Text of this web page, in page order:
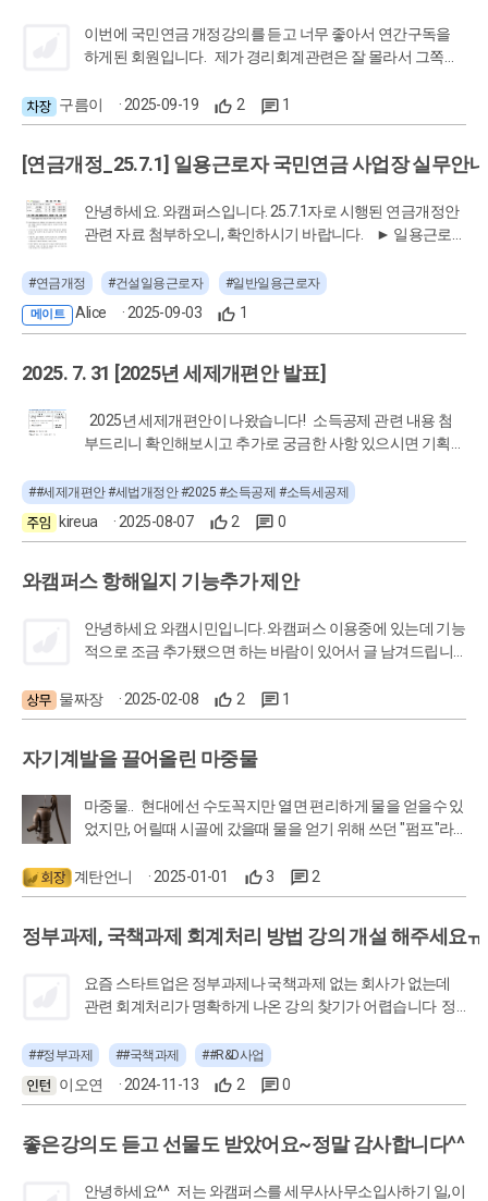
나만이 표현할 수 있는, 나만이 할 수 있는 능력이 필요합니다.
저는 그것을 무형역량이라고 정의하겠습니다. 무형역량은
보다 더 많은 시간과 노력, 지식과 생각이 담겨 있습니다. 그
사람의 경험, 노하우, 안목, 아이디어, 감각, 에너지, 협업력, 공
용해 본 사람들은 느낄 수 있을겁니다. 나보다 잘찾고, 정리도
게 한다면, 나의 유형역량은 자꾸 쇠퇴하고 기계나 사람으로
대체가 가능하게 되고, 무형역량을 키울 시간마져 지나치게
성한 사람이 판단해야하며, 이 판단력은 개인이 가진 무형역
량에서 비롯됩니다. 무형역량은 눈에 보이지 않고, 측정이 어
분은 오늘 나에게 주어진 하루의 시간. 무엇을 배우셨나요?!
스스로 헷갈리는 부분에 대해 와패스 강의를 들으며 유형역
량을 채웠습니다. 각자의 삶에 늘 배움이 있길... 그 누구도 대
응원하겠습니다.
이번에 국민연금 개정강의를 듣고 너무 좋아서 연간구독을
하게된 회원입니다. 제가 경리회계관련은 잘 몰라서 그쪽으
만... 다만 좀 아쉬운점이 강의를 듣다보면 이건뭐지? 할때가
있는데 업로드 날짜를 보면 좀 오래된 강의더라구요~ (그럴
좀 보완해줬으면 고맙겠습니다. 감사합니다.
구름이 · 2025-09-19 2 1
[연금개정_25.7.1] 일용근로자 국민연금 사업장 실무안
안녕하세요. 와캠퍼스입니다. 25.7.1자로 시행된 연금개정안
관련 자료 첨부하오니, 확인하시기 바랍니다. ► 일용근로
메이트 Alice · 2025-09-03 1
#연금개정 #건설일용근로자 #일반일용근로자
2025. 7. 31 [2025년 세제개편안 발표]
부드리니 확인해보시고 추가로 궁금한 사항 있으시면 기획재
발전심의위원회를 개최하여 ｢2025년 세제개편안｣을 확정･
발표하였습니다. ㅇ 자세한 내용은 아래의 보도·참고자료
를 확인하여 주시기 바랍니다. 출처 - 2025년 세제개편안 발
kireua · 2025-08-07 2 0
##세제개편안 #세법개정안 #2025 #소득공제 #소득세공제
와캠퍼스 항해일지 기능추가 제안
안녕하세요 와캠시민입니다. 와캠퍼스 이용중에 있는데 기능
적으로 조금 추가됐으면 하는 바람이 있어서 글 남겨드립니
일에 계획해 둔 강의를 못듣고 넘긴경우 못들은 강의만 다시
볼 수 있게하는 알림이나? (못들은 강의만 모아서 보여주는
아서 들어가서 보면 되긴 하지만 이런 기능이 있다면 주말에
드립니다.
물짜장 · 2025-02-08 2 1
자기계발을 끌어올린 마중물
마중물.. 현대에선 수도꼭지만 열면 편리하게 물을 얻을수 있
었지만, 어릴때 시골에 갔을때 물을 얻기 위해 쓰던 "펌프"라
그 압력으로 지하수가 올라와서 물을 얻는 도구죠. 이 펌프
는 아예 바싹 마른 상태에서는 압력이 주어지질 않아서, 물을
다. 그 물을 바로 "마중물"이라고 합니다. 지하에 흐르는 지하
항해일지는 저에게 자기계발 습관을 제대로 키워준 "마중
물"의 역할을 톡톡히 해주었습니다. 그 마중물에 힘입어 좀 어
었네요. 다소 어려운 자격증이지만 실패한다해도 도전했다는
데에 의의를 두고 가열차게 달리는 중입니다. 이제, 여러분
은 항해일지라는 마중물로 자신의 무엇을 끌어올려 도전하실
어갔으리라 믿습니다!! 새해복많이 받으세요!! ^^
계탄언니 · 2025-01-01 3 2
정부과제, 국책과제 회계처리 방법 강의 개설 해주세요ㅠ
요즘 스타트업은 정부과제나 국책과제 없는 회사가 없는데
관련 회계처리가 명확하게 나온 강의 찾기가 어렵습니다 정
해주세요~!
이오연
· 2024-11-13 2 0
##정부과제 ##국책과제 ##R&D사업
좋은강의도 듣고 선물도 받았어요~정말 감사합니다^^
안녕하세요^^ 저는 와캠퍼스를 세무사사무소입사하기 일,이